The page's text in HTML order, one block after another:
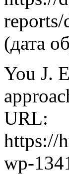
(дата
You J.
URL:
https://
wp-